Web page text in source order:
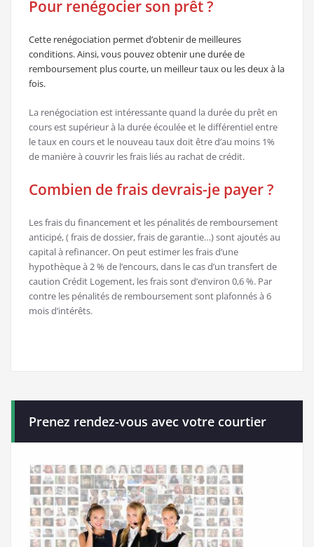
Pour renégocier son prêt ?
Cette renégociation permet d’obtenir de meilleures
conditions. Ainsi, vous pouvez obtenir une durée de
remboursement plus courte, un meilleur taux ou les deux à la
fois.
La renégociation est intéressante quand la durée du prêt en
cours est supérieur à la durée écoulée et le différentiel entre
le taux en cours et le nouveau taux doit être d’au moins 1%
de manière à couvrir les frais liés au rachat de crédit.
Combien de frais devrais-je payer ?
Les frais du financement et les pénalités de remboursement
anticipé, ( frais de dossier, frais de garantie…) sont ajoutés au
capital à refinancer. On peut estimer les frais d’une
hypothèque à 2 % de l’encours, dans le cas d’un transfert de
caution Crédit Logement, les frais sont d’environ 0,6 %. Par
contre les pénalités de remboursement sont plafonnés à 6
mois d’intérêts.
Prenez rendez-vous avec votre courtier